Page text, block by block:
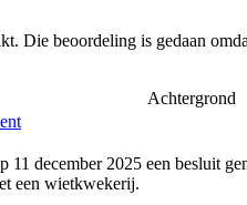
Die beoordeling is gedaan
Achtergrond
december 2025 een besluit
een wietkwekerij.